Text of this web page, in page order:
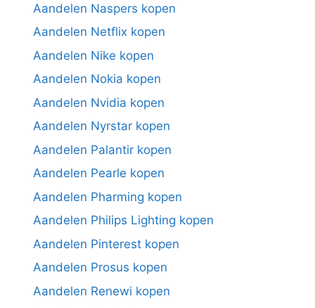
Aandelen Naspers kopen
Aandelen Netflix kopen
Aandelen Nike kopen
Aandelen Nokia kopen
Aandelen Nvidia kopen
Aandelen Nyrstar kopen
Aandelen Palantir kopen
Aandelen Pearle kopen
Aandelen Pharming kopen
Aandelen Philips Lighting kopen
Aandelen Pinterest kopen
Aandelen Prosus kopen
Aandelen Renewi kopen